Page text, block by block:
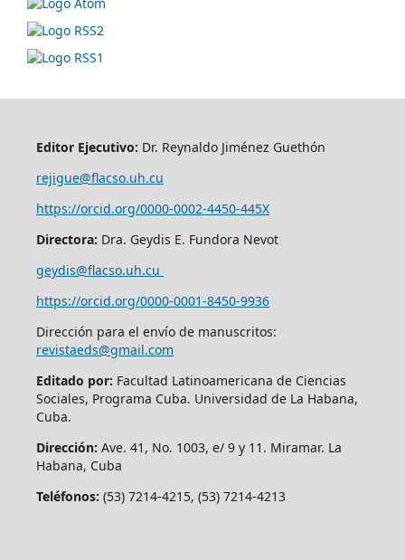
Editor Ejecutivo: Dr. Reynaldo Jiménez Guethón
rejigue@flacso.uh.cu
https://orcid.org/0000-0002-4450-445X
Directora: Dra. Geydis E. Fundora Nevot
geydis@flacso.uh.cu
https://orcid.org/0000-0001-8450-9936
Dirección para el envío de manuscritos:
revistaeds@gmail.com
Editado por: Facultad Latinoamericana de Ciencias
Sociales, Programa Cuba. Universidad de La Habana,
Cuba.
Dirección: Ave. 41, No. 1003, e/ 9 y 11. Miramar. La
Habana, Cuba
Teléfonos: (53) 7214-4215, (53) 7214-4213